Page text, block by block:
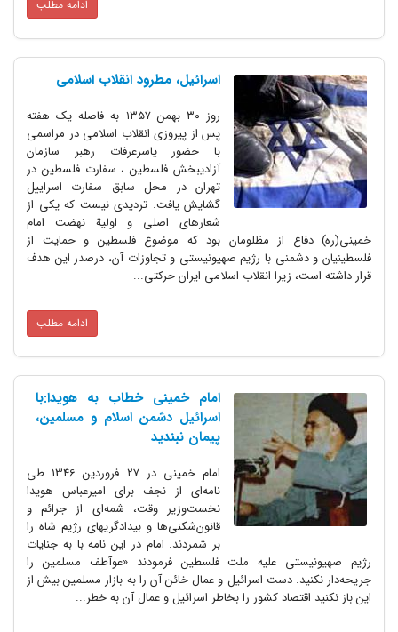
ادامه مطلب
اسرائیل، مطرود انقلاب اسلامی
روز ۳۰ بهمن ۱۳۵۷ به فاصله یک هفته
پس از پیروزی انقلاب اسلامی در مراسمی
با حضور یاسرعرفات رهبر سازمان
آزادیبخش فلسطین ، سفارت فلسطین در
تهران در محل سابق سفارت اسراییل
گشایش یافت. تردیدی نیست که یکی از
شعارهای اصلی و اولیة نهضت امام
خمینی(ره) دفاع از مظلومان بود که موضوع فلسطین و حمایت از
فلسطینیان و دشمنی با رژیم صهیونیستی و تجاوزات آن، درصدر این هدف
قرار داشته است، زیرا انقلاب اسلامی ایران حرکتی...
ادامه مطلب
امام خمینی خطاب به هویدا:با
اسرائیل دشمن اسلام و مسلمین،
پیمان نبندید
امام خمینی در ۲۷ فروردین 1346 طی
نامه‌ای از نجف برای امیر‌عباس هویدا
نخست‌وزیر وقت، شمه‌ای از جرائم و
قانون‌شکنی‌ها و بیدادگریهای رژیم شاه را
بر ‌شمردند. امام در این نامه با به جنایات
رژیم صهیونیستی علیه ملت فلسطین فرمودند «عوآطف مسلمین را
جریحه‌دار نکنید. دست اسرائیل و عمال خائن آن را به بازار مسلمین بیش از
این باز نکنید اقتصاد کشور را بخاطر اسرائیل و عمال آن به خطر...